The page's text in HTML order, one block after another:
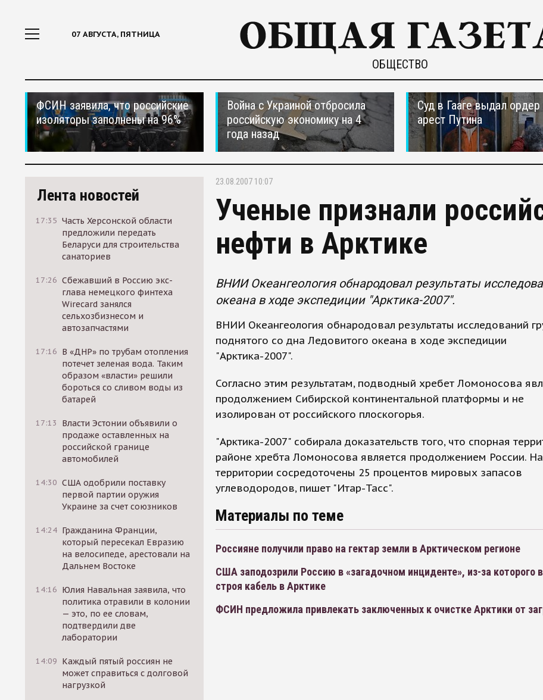
07 АВГУСТА, ПЯТНИЦА
ОБЩЕСТВО
ФСИН заявила, что российские
изоляторы заполнены на 96%
Война с Украиной отбросила
российскую экономику на 4
года назад
Суд в Гааге выдал ордер
арест Путина
Лента новостей
17:35 Часть Херсонской области
предложили передать
Беларуси для строительства
санаториев
17:26 Сбежавший в Россию экс-
глава немецкого финтеха
Wirecard занялся
сельхозбизнесом и
автозапчастями
17:16 В «ДНР» по трубам отопления
потечет зеленая вода. Таким
образом «власти» решили
бороться со сливом воды из
батарей
17:13
Власти Эстонии объявили о
продаже оставленных на
российской границе
автомобилей
14:30 США одобрили поставку
первой партии оружия
Украине за счет союзников
14:24 Гражданина Франции,
который пересекал Евразию
на велосипеде, арестовали на
Дальнем Востоке
14:16 Юлия Навальная заявила, что
политика отравили в колонии
— это, по ее словам,
подтвердили две
лаборатории
14:09 Каждый пятый россиян не
может справиться с долговой
нагрузкой
23.08.2007 10:07
Ученые признали
нефти в Арктике
ВНИИ Океангеология обнародовал результаты
океана в ходе экспедиции "Арктика-2007".
ВНИИ Океангеология обнародовал результаты исследований
поднятого со дна Ледовитого океана в ходе экспедиции
"Арктика-2007".
Согласно этим результатам, подводный хребет Ломоносова
продолжением Сибирской континентальной платформы и не
изолирован от российского плоскогорья.
"Арктика-2007" собирала доказательств того, что спорная
районе хребта Ломоносова является продолжением России.
территории сосредоточены 25 процентов мировых запасов
углеводородов, пишет "Итар-Тасс".
Материалы по теме
Россияне получили право на гектар земли в Арктическом регионе
США заподозрили Россию в «загадочном инциденте», из-за которого
строя кабель в Арктике
ФСИН предложила привлекать заключенных к очистке Арктики от